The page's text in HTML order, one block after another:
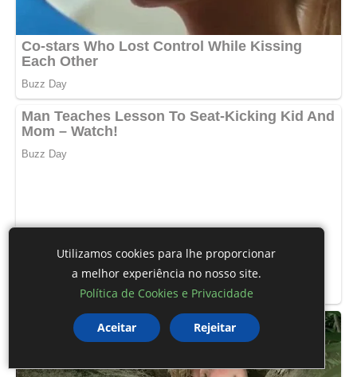
Utilizamos cookies para lhe proporcionar
a melhor experiência no nosso site.
Política de Cookies e Privacidade
Aceitar Rejeitar